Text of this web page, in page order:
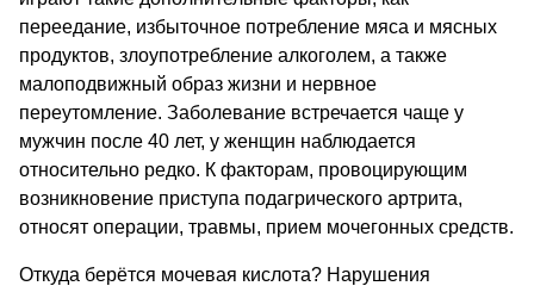
переедание, избыточное потребление мяса и мясных
продуктов, злоупотребление алкоголем, а также
малоподвижный образ жизни и нервное
переутомление. Заболевание встречается чаще у
мужчин после 40 лет, у женщин наблюдается
относительно редко. К факторам, провоцирующим
возникновение приступа подагрического артрита,
относят операции, травмы, прием мочегонных средств.
Откуда берётся мочевая кислота? Нарушения